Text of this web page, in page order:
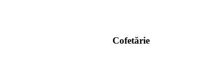
Cofetărie